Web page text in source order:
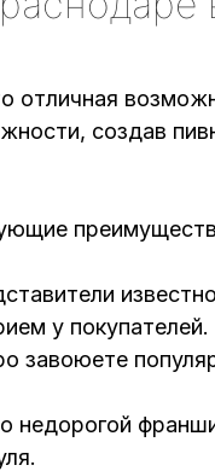
создав
у
завоюете
недорогой